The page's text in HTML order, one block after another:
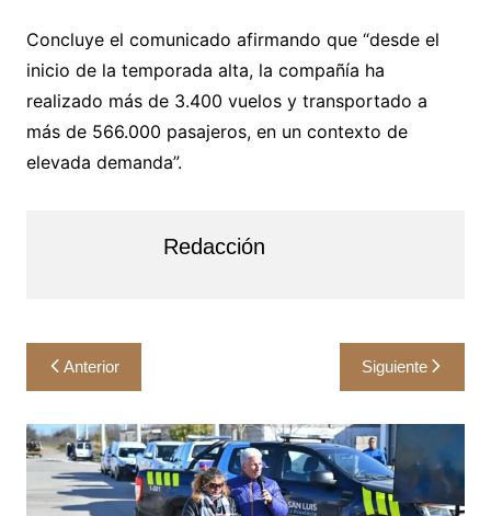
Concluye el comunicado afirmando que “desde el
inicio de la temporada alta, la compañía ha
realizado más de 3.400 vuelos y transportado a
más de 566.000 pasajeros, en un contexto de
elevada demanda”.
Redacción
Navegación
de
entradas
Anterior Siguiente